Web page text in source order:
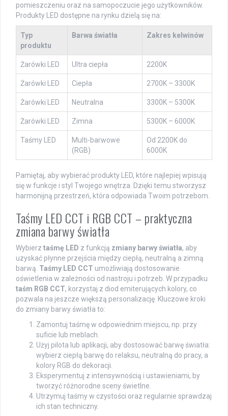
pomieszczeniu oraz na samopoczucie jego użytkowników.
Produkty LED dostępne na rynku dzielą się na:
Typ
produktu
Barwa światła Zakres kelwinów
Żarówki LED Ultra ciepła 2200K
Żarówki LED Ciepła 2700K – 3300K
Żarówki LED Neutralna 3300K – 5300K
Żarówki LED Zimna 5300K – 6000K
Taśmy LED
Multi-barwowe
(RGB)
Od 2200K do
6000K
Pamiętaj, aby wybierać produkty LED, które najlepiej wpisują
się w funkcje i styl Twojego wnętrza. Dzięki temu stworzysz
harmonijną przestrzeń, która odpowiada Twoim potrzebom.
Taśmy LED CCT i RGB CCT – praktyczna
zmiana barwy światła
Wybierz taśmę LED z funkcją zmiany barwy światła, aby
uzyskać płynne przejścia między ciepłą, neutralną a zimną
barwą. Taśmy LED CCT umożliwiają dostosowanie
oświetlenia w zależności od nastroju i potrzeb. W przypadku
taśm RGB CCT, korzystaj z diod emiterujących kolory, co
pozwala na jeszcze większą personalizację. Kluczowe kroki
do zmiany barwy światła to:
Zamontuj taśmę w odpowiednim miejscu, np. przy
suficie lub meblach.
Użyj pilota lub aplikacji, aby dostosować barwę światła:
wybierz ciepłą barwę do relaksu, neutralną do pracy, a
kolory RGB do dekoracji.
Eksperymentuj z intensywnością i ustawieniami, by
tworzyć różnorodne sceny świetlne.
Utrzymuj taśmy w czystości oraz regularnie sprawdzaj
ich stan techniczny.